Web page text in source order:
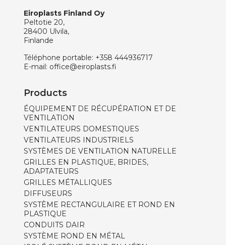
Eiroplasts Finland Oy
Peltotie 20,
28400 Ulvila,
Finlande
Téléphone portable: +358 444936717
E-mail: office@eiroplasts.fi
Products
ÉQUIPEMENT DE RÉCUPÉRATION ET DE
VENTILATION
VENTILATEURS DOMESTIQUES
VENTILATEURS INDUSTRIELS
SYSTÈMES DE VENTILATION NATURELLE
GRILLES EN PLASTIQUE, BRIDES,
ADAPTATEURS
GRILLES MÉTALLIQUES
DIFFUSEURS
SYSTÈME RECTANGULAIRE ET ROND EN
PLASTIQUE
CONDUITS DAIR
SYSTÈME ROND EN MÉTAL